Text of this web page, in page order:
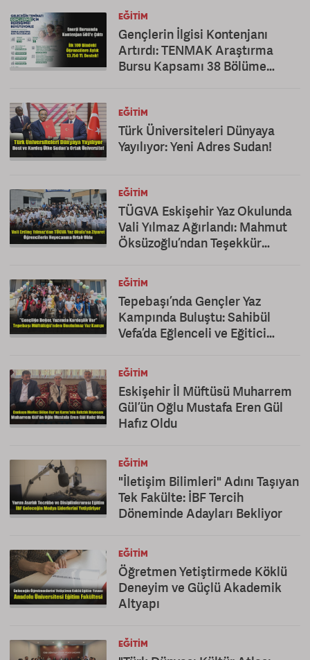
EĞITIM
Gençlerin İlgisi Kontenjanı
Artırdı: TENMAK Araştırma
Bursu Kapsamı 38 Bölüme
EĞITIM
Türk Üniversiteleri Dünyaya
Yayılıyor: Yeni Adres Sudan!
EĞITIM
TÜGVA Eskişehir Yaz Okulunda
Vali Yılmaz Ağırlandı: Mahmut
Öksüzoğlu’ndan Teşekkür
EĞITIM
Tepebaşı’nda Gençler Yaz
Kampında Buluştu: Sahibül
Vefa’da Eğlenceli ve Eğitici
EĞITIM
Eskişehir İl Müftüsü Muharrem
Gül’ün Oğlu Mustafa Eren Gül
Hafız Oldu
EĞITIM
"İletişim Bilimleri" Adını Taşıyan
Tek Fakülte: İBF Tercih
Döneminde Adayları Bekliyor
EĞITIM
Öğretmen Yetiştirmede Köklü
Deneyim ve Güçlü Akademik
Altyapı
EĞITIM